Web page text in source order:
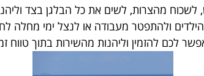
מהצרות, לשים את כל הבלגן בצד
ולהתפטר מעבודה או לנצל ימי מחלה
לכם להזמין וליהנות מהשירות בתוך